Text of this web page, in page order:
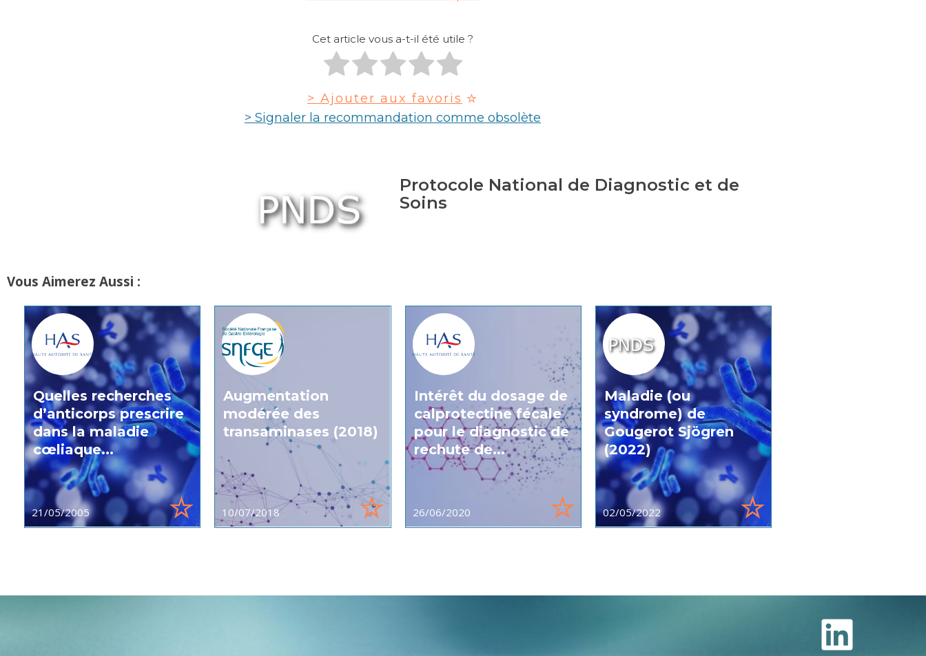
Cet article vous a-t-il été utile ?
> Ajouter aux favoris
> Signaler la recommandation comme obsolète
Protocole National de Diagnostic et de
Soins
Vous Aimerez Aussi :
Quelles recherches
d’anticorps prescrire
dans la maladie
cœliaque...
21/05/2005
Augmentation
modérée des
transaminases (2018)
10/07/2018
Intérêt du dosage de
calprotectine fécale
pour le diagnostic de
rechute de...
26/06/2020
Maladie (ou
syndrome) de
Gougerot Sjögren
(2022)
02/05/2022